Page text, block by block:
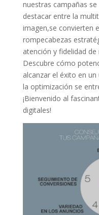
nuestras campañas‍
destacar entre la
imagen,se convierten
rompecabezas
atención y fidelidad
Descubre cómo
alcanzar el éxito en
la optimización se
¡Bienvenido ⁤al
digitales!